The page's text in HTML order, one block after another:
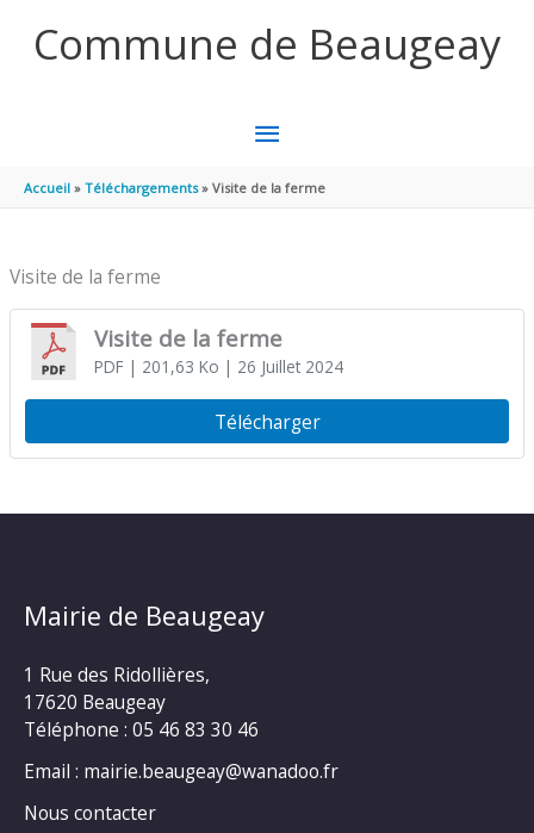
Commune de Beaugeay
MENU
PRINCIPAL
Accueil Téléchargements Visite de la ferme
Visite de la ferme
Visite de la ferme
PDF| 201,63 Ko | 26 Juillet 2024
Télécharger
Mairie de Beaugeay
1 Rue des Ridollières,
17620 Beaugeay
Téléphone : 05 46 83 30 46
Email : mairie.beaugeay@wanadoo.fr
Nous contacter